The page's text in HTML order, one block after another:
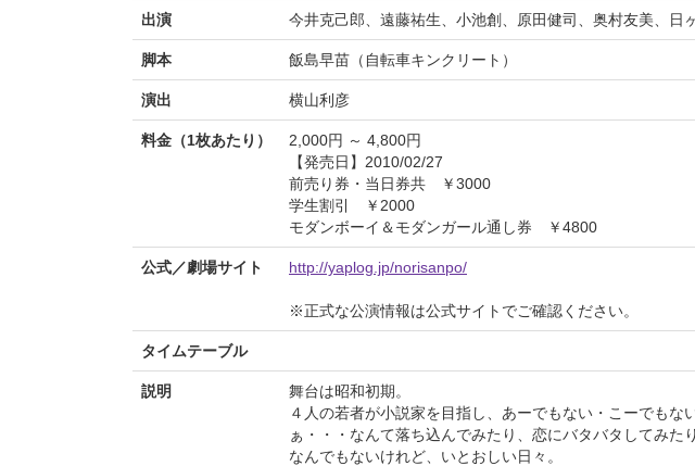
出演 今井克己郎、遠藤祐生、小池創、原田健司、奥村友美、日
脚本 飯島早苗（自転車キンクリート）
演出 横山利彦
料金（1枚あたり）
2,000円 ～ 4,800円
【発売日】2010/02/27
前売り券・当日券共 ￥3000
学生割引 ￥2000
モダンボーイ＆モダンガール通し券 ￥4800
公式／劇場サイト http://yaplog.jp/norisanpo/
※正式な公演情報は公式サイトでご確認ください。
タイムテーブル
説明
舞台は昭和初期。
４人の若者が小説家を目指し、あーでもない・こーでもな
ぁ・・・なんて落ち込んでみたり、恋にバタバタしてみた
なんでもないけれど、いとおしい日々。